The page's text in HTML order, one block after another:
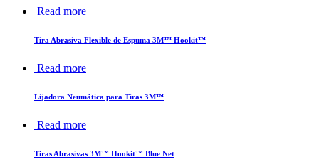
Read more
Tira Abrasiva Flexible de Espuma 3M™ Hookit™
Read more
Lijadora Neumática para Tiras 3M™
Read more
Tiras Abrasivas 3M™ Hookit™ Blue Net